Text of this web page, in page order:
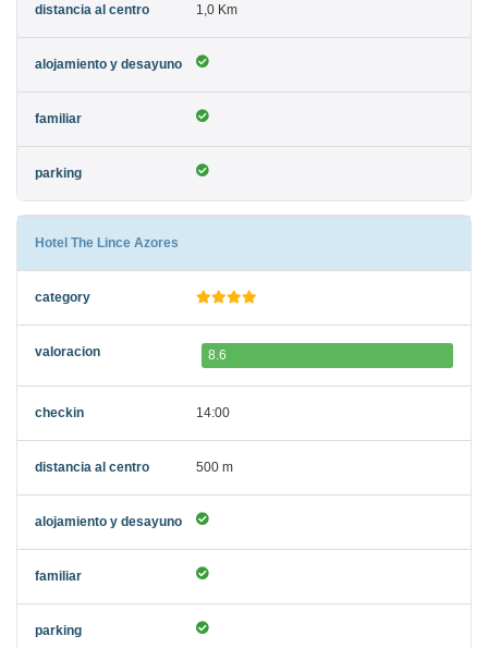
1,0 Km
Hotel The Lince Azores
8.6
14:00
500 m